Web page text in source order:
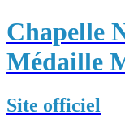
Chapelle
Médaille
Site officiel